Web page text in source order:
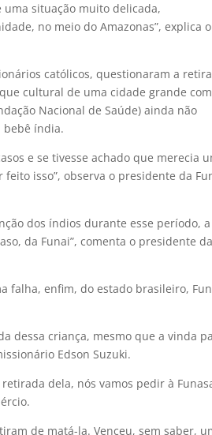
situação muito delicada,
no meio do Amazonas”, explica o
católicos, questionaram a
cultural de uma cidade grande
Nacional de Saúde) ainda não
bebê índia.
e se tivesse achado que merecia
isso”, observa o presidente da
dos índios durante esse período, a
da Funai”, comenta o presidente da
falha, enfim, do estado brasileiro,
dessa criança, mesmo que a vinda
Edson Suzuki.
dela, nós vamos pedir à
de matá-la. Venceu, sem saber,